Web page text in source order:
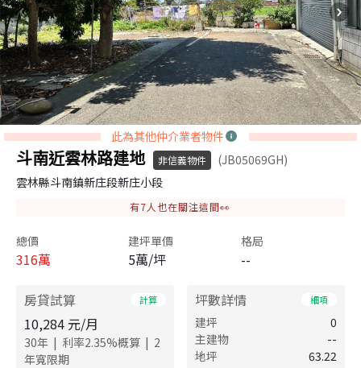
此為其他仲介業者物件
斗南近雲林路建地 非信義物件
(JB05069GH)
雲林縣斗南鎮新庄段新庄小段
有7人也在關注這間👀
總價
316萬
建坪單價
5萬/坪
格局
--
房貸試算 計算
10,284 元/月
30年 | 利率2.35%概算 | 2
年寬限期
坪數詳情 細項
建坪
0
主建物
--
地坪
63.22